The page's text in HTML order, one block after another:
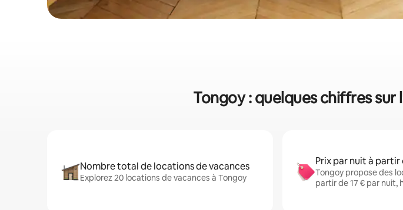
Tongoy : quelques chiffres
Nombre total de locations de vacances
Explorez 20 locations de vacances à Tongoy
Prix par nuit à partir
Tongoy propose des
partir de 17 € par nuit,